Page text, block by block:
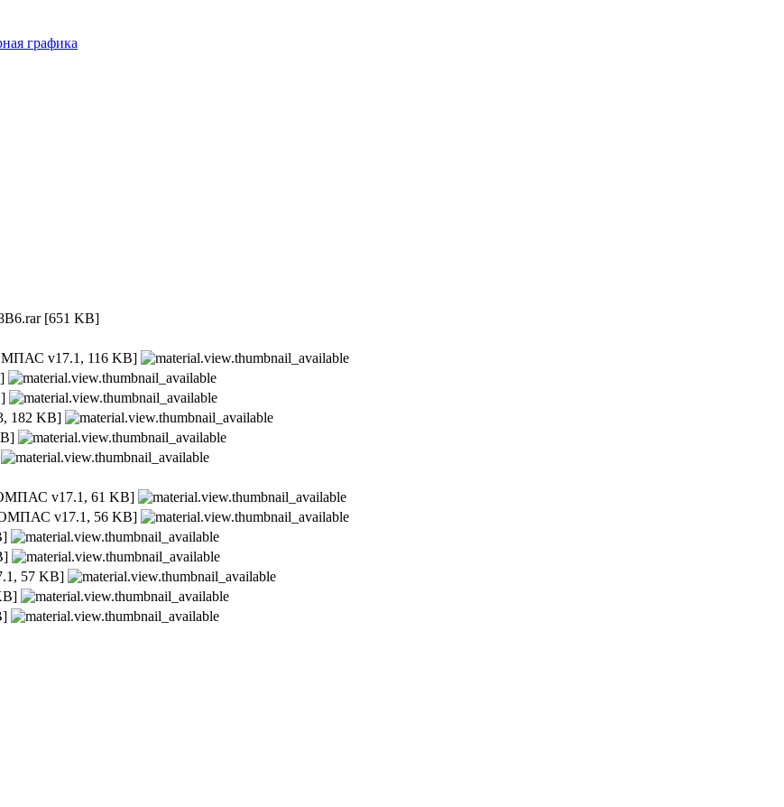
графика
[651 KB]
v17.1, 116 KB]
182 KB]
v17.1, 61 KB]
v17.1, 56 KB]
57 KB]